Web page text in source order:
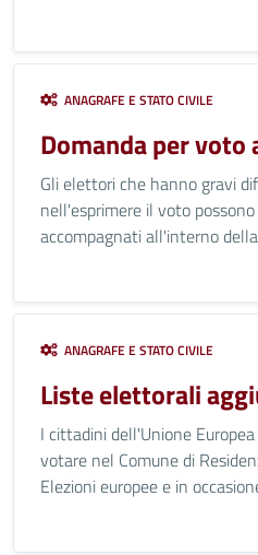
ANAGRAFE E STATO CIVILE
Domanda per voto
Gli elettori che hanno gravi
nell'esprimere il voto
accompagnati all'interno
ANAGRAFE E STATO CIVILE
Liste elettorali
I cittadini dell'Unione
votare nel Comune di
Elezioni europee e in